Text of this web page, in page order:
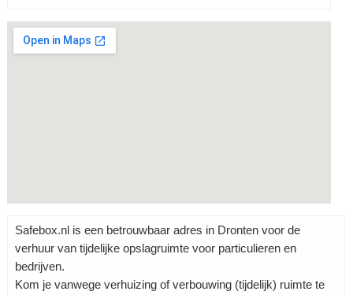
Grotere kaart weergeven
Safebox.nl is een betrouwbaar adres in Dronten voor de
verhuur van tijdelijke opslagruimte voor particulieren en
bedrijven.
Kom je vanwege verhuizing of verbouwing (tijdelijk) ruimte te